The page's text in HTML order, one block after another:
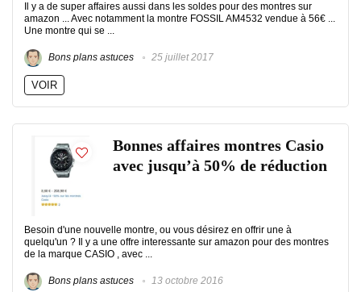
Il y a de super affaires aussi dans les soldes pour des montres sur
amazon ... Avec notamment la montre FOSSIL AM4532 vendue à 56€ ...
Une montre qui se ...
Bons plans astuces 25 juillet 2017
VOIR
Bonnes affaires montres Casio
avec jusqu’à 50% de réduction
Besoin d'une nouvelle montre, ou vous désirez en offrir une à
quelqu'un ? Il y a une offre interessante sur amazon pour des montres
de la marque CASIO , avec ...
Bons plans astuces 13 octobre 2016